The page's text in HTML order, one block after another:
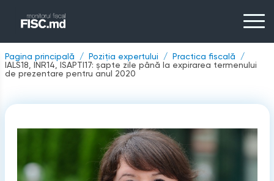
Pagina principală Poziția expertului
Practica fiscală
IALS18, INR14, ISAPTI17: șapte zile până la expirarea termenului
de prezentare pentru anul 2020